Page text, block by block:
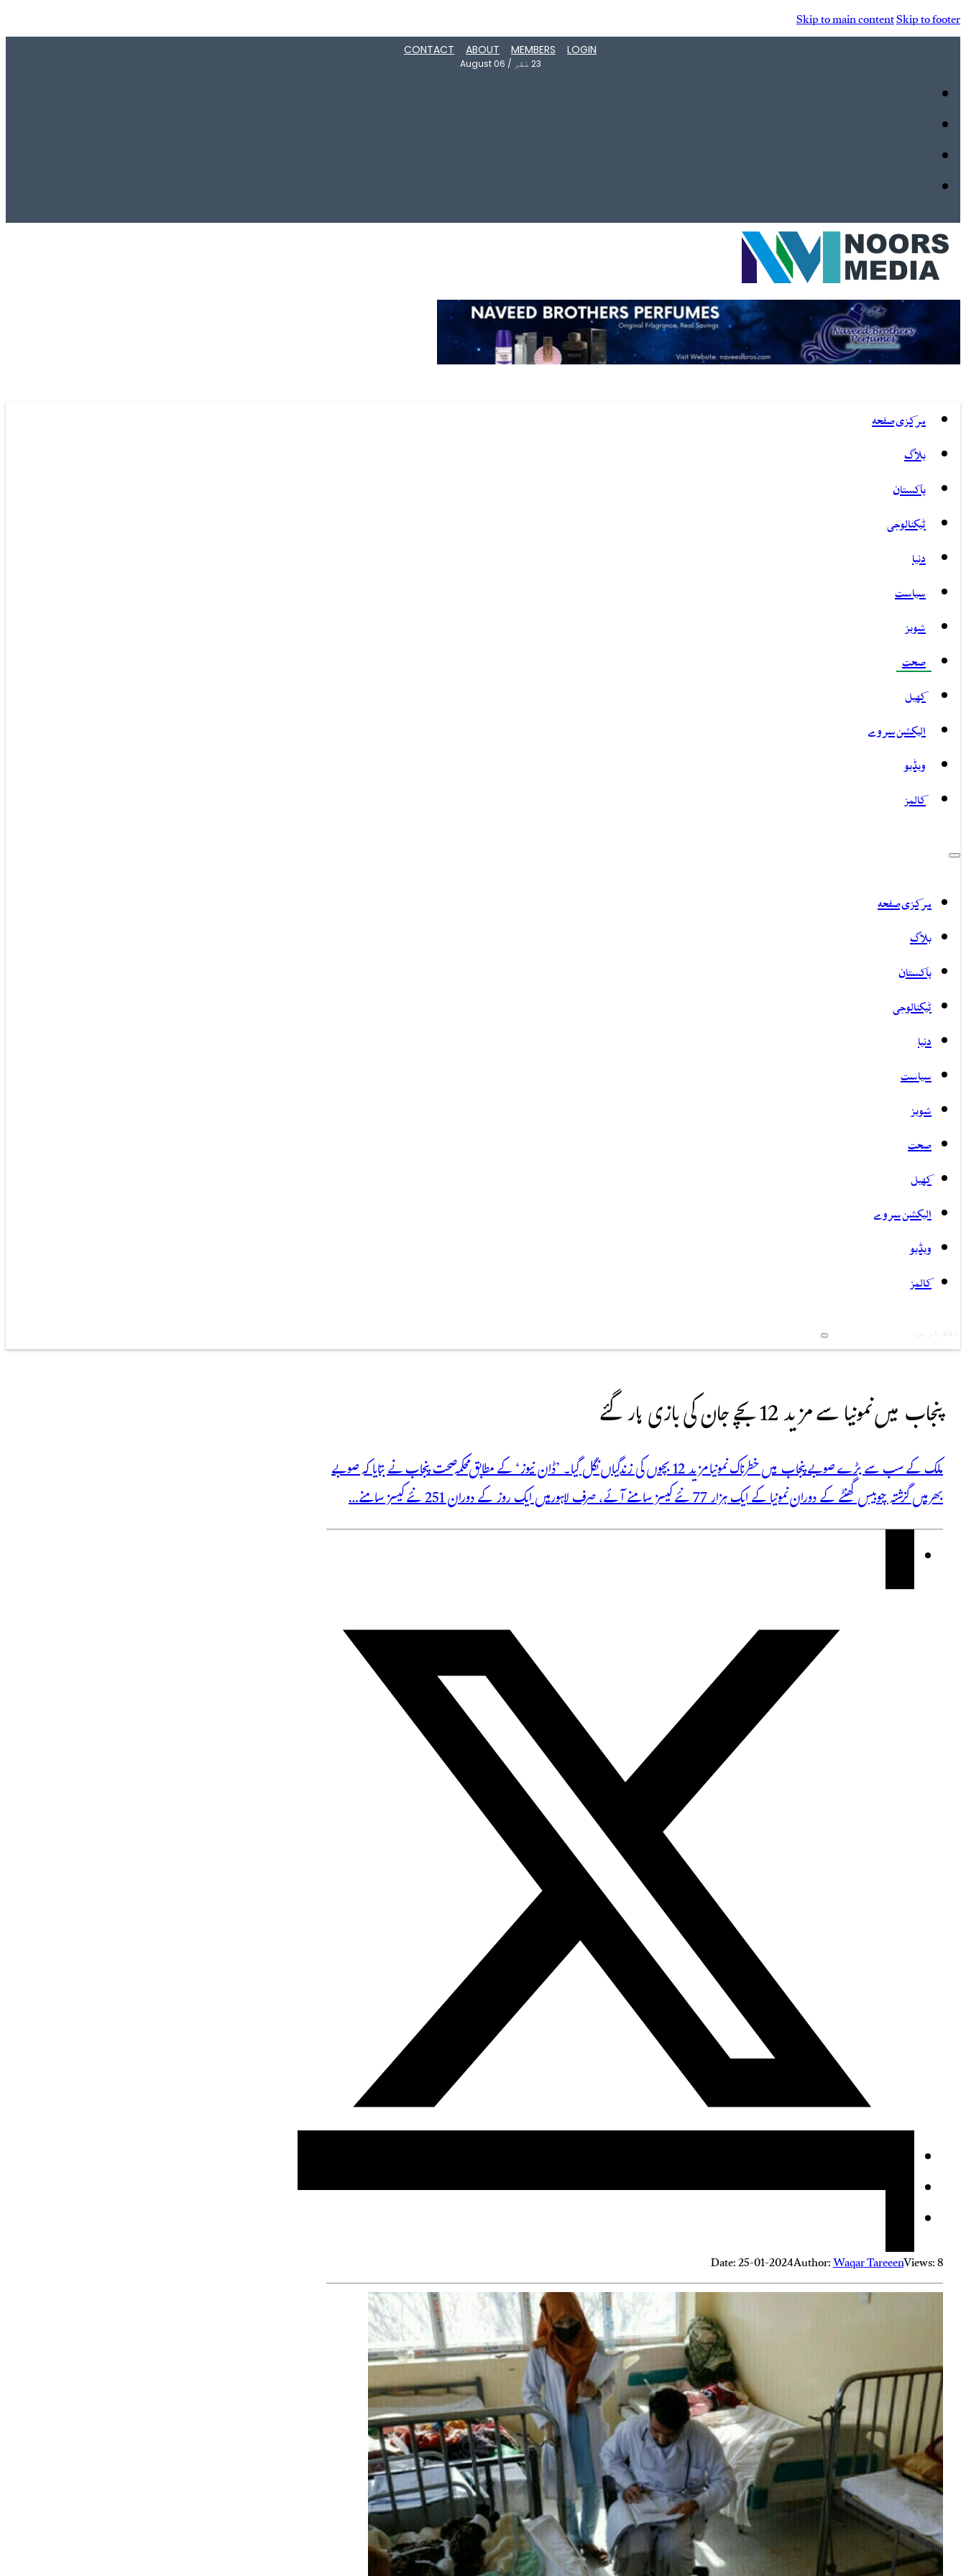
Skip to main contentSkip to footer
LOGIN
MEMBERS
ABOUT
CONTACT
23 صَفَر /
August 06
مرکزی صفحہ
بلاگ
پاکستان
ٹیکنالوجی
دنیا
سیاست
شوبز
صحت
کھیل
الیکشن سروے
ویڈیو
کالمز
مرکزی صفحہ
بلاگ
پاکستان
ٹیکنالوجی
دنیا
سیاست
شوبز
صحت
کھیل
الیکشن سروے
ویڈیو
کالمز
Search
پنجاب میں نمونیا سے مزید 12 بچے جان کی بازی ہار گئے
ملک کے سب سے بڑے صوبے پنجاب میں خطرناک نمونیا مزید 12 بچوں کی زندگیاں نگل گیا۔ ’ڈان نیوز‘ کے مطابق محکمہ صحت پنجاب نے بتایا کہ صوبے
بھر میں گزشتہ چوبیس گھنٹے کے دوران نمونیا کے ایک ہزار 77 نئے کیسز سامنے آئے، صرف لاہور میں ایک روز کے دوران 251 نئے کیسز سامنے…
Date: 25-01-2024Author:Waqar TareeenViews: 8